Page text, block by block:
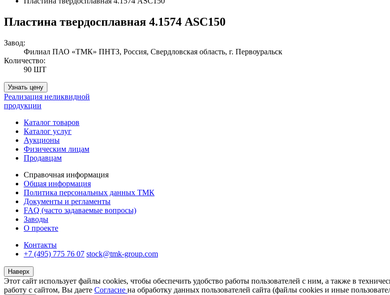
Пластина твердосплавная 4.1574 ASC150
Завод:
Филиал ПАО «ТМК» ПНТЗ, Россия, Свердловская область, г. Первоуральск
Количество:
90 ШТ
Узнать цену
Реализация неликвидной
продукции
Каталог товаров
Каталог услуг
Аукционы
Физическим лицам
Продавцам
Справочная информация
Общая информация
Политика персональных данных ТМК
Документы и регламенты
FAQ (часто задаваемые вопросы)
Заводы
О проекте
Контакты
+7 (495) 775 76 07 stock@tmk-group.com
Наверх
Этот сайт использует файлы cookies, чтобы обеспечить удобство работы пользователей с ним, а также в
работу с сайтом, Вы даете Согласие на обработку данных пользователей сайта (файлы cookies и иные